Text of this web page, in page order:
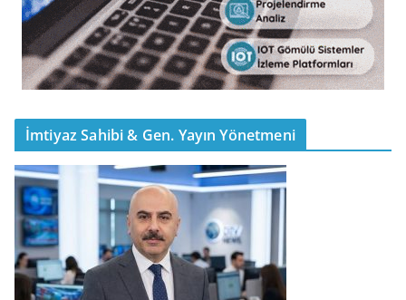
İmtiyaz Sahibi & Gen. Yayın Yönetmeni